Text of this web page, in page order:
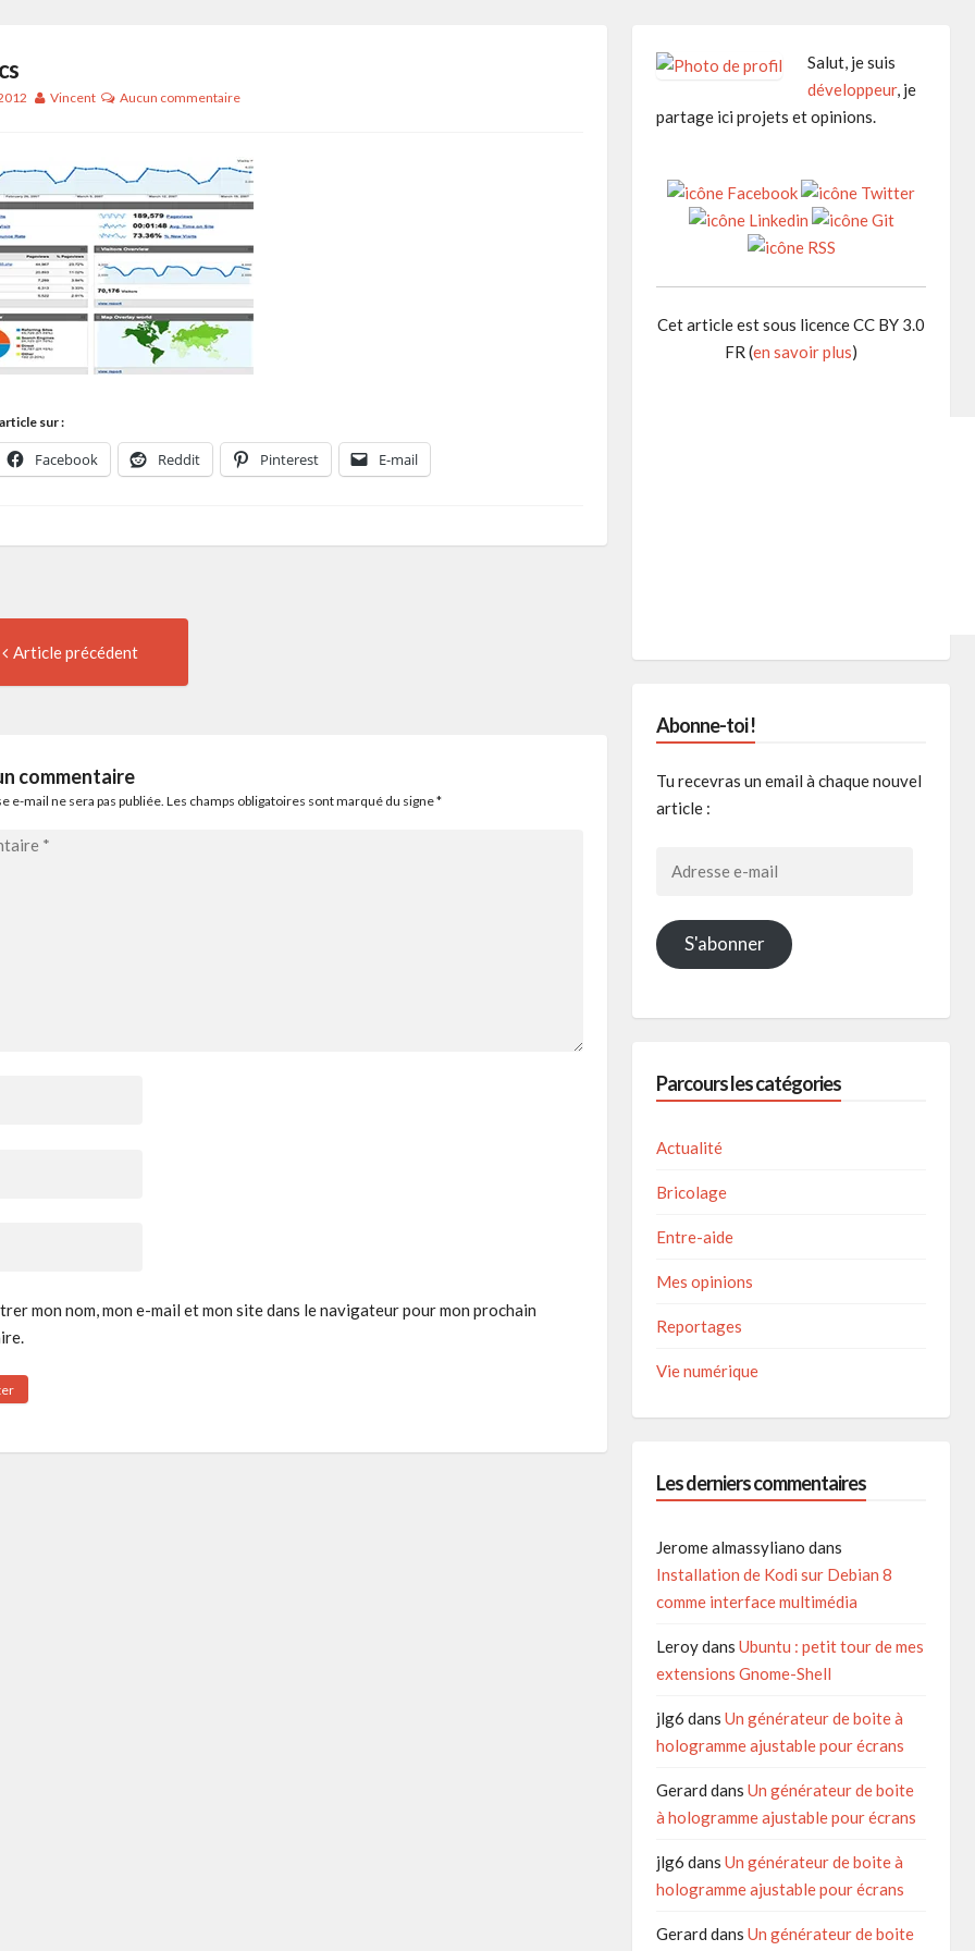
Vincent Aucun commentaire
sur :
Facebook Reddit Pinterest E-mail
Article précédent
:
commentaire
e-mail ne sera pas publiée. Les champs obligatoires sont marqué du signe*
mon nom, mon e-mail et mon site dans le navigateur pour mon prochain
Salut, je suis
développeur, je
partage ici projets et opinions.
Cet article est sous licence CC BY 3.0
FR (en savoir plus)
Abonne-toi !
Tu recevras un email à chaque nouvel
article :
S'abonner
Parcours les catégories
Actualité
Bricolage
Entre-aide
Mes opinions
Reportages
Vie numérique
Les derniers commentaires
Jerome almassyliano dans
Installation de Kodi sur Debian 8
comme interface multimédia
LeroydansUbuntu : petit tour de mes
extensions Gnome-Shell
jlg6 dansUn générateur de boite à
hologramme ajustable pour écrans
Gerard dansUn générateur de boite
à hologramme ajustable pour écrans
jlg6 dansUn générateur de boite à
hologramme ajustable pour écrans
Gerard dansUn générateur de boite